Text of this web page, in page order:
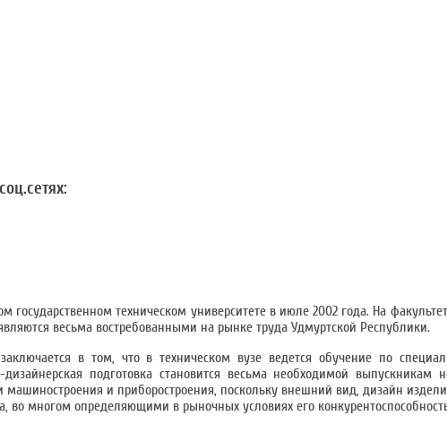
техническом университете в июле 2002 года. На
весьма востребованными на рынке труда Удмуртской Республики.
в том, что в техническом вузе ведется обучение по
подготовка становится весьма необходимой выпускникам
и приборостроения, поскольку внешний вид, дизайн
во многом определяющими в рыночных условиях его